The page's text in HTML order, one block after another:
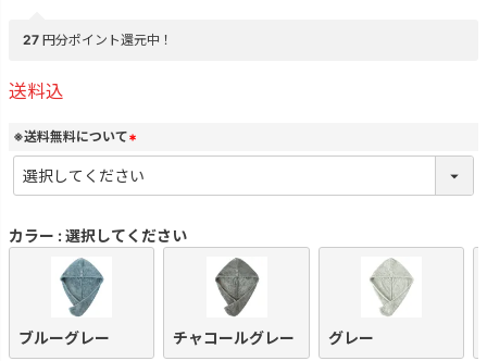
27 円分ポイント還元中！
送料込
※送料無料について
(
必
須
カラー 選択してください
ブルーグレー チャコールグレー グレー